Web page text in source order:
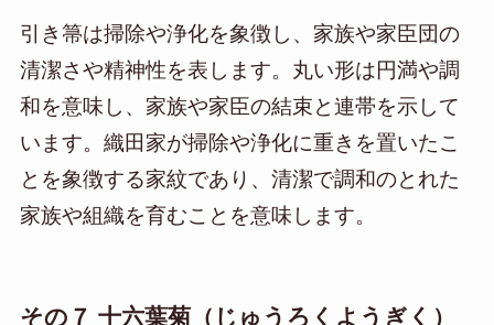
引き箒は掃除や浄化を象徴し、家族や家臣団の
清潔さや精神性を表します。丸い形は円満や調
和を意味し、家族や家臣の結束と連帯を示して
います。織田家が掃除や浄化に重きを置いたこ
とを象徴する家紋であり、清潔で調和のとれた
家族や組織を育むことを意味します。
その７ 十六葉菊（じゅうろくようぎく）